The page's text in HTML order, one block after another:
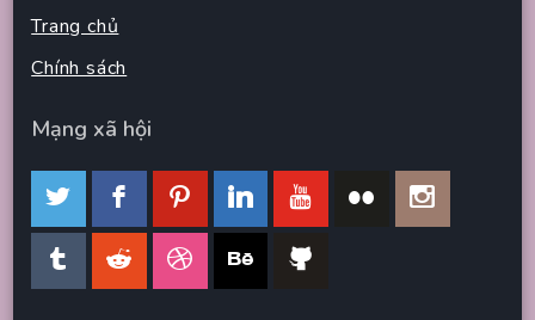
Trang chủ
Chính sách
Mạng xã hội